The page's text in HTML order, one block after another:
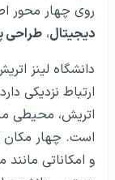
روی چهار محور
دیجیتال، طراحی
دانشگاه لینز
ارتباط نزدیکی
اتریش، محیطی
است. چهار مکان
و امکاناتی